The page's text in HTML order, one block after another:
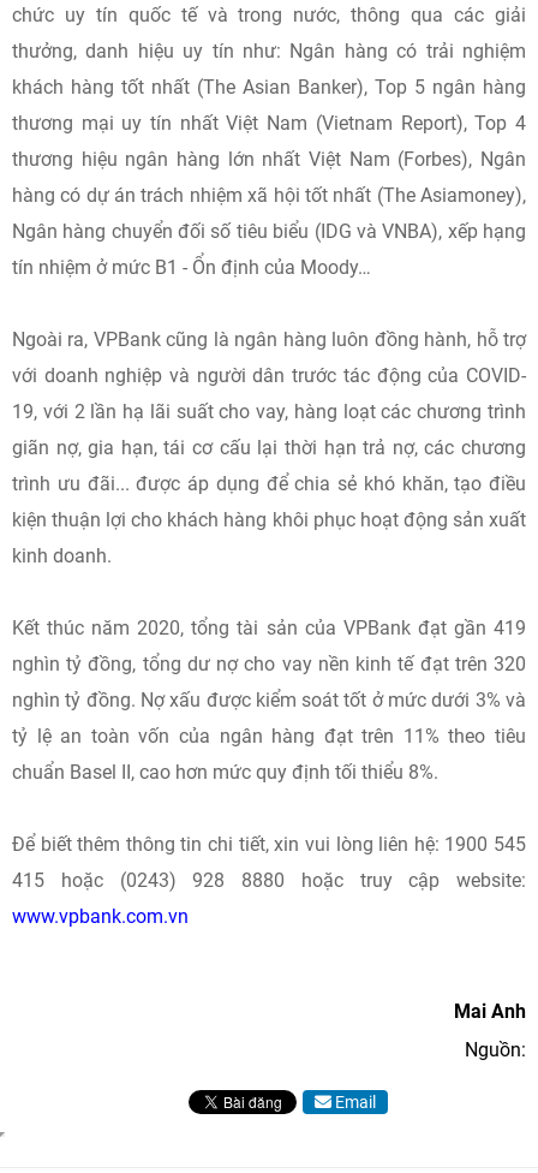
chức uy tín quốc tế và trong nước, thông qua các giải
thưởng, danh hiệu uy tín như: Ngân hàng có trải nghiệm
khách hàng tốt nhất (The Asian Banker), Top 5 ngân hàng
thương mại uy tín nhất Việt Nam (Vietnam Report), Top 4
thương hiệu ngân hàng lớn nhất Việt Nam (Forbes), Ngân
hàng có dự án trách nhiệm xã hội tốt nhất (The Asiamoney),
Ngân hàng chuyển đối số tiêu biểu (IDG và VNBA), xếp hạng
tín nhiệm ở mức B1 - Ổn định của Moody…
Ngoài ra, VPBank cũng là ngân hàng luôn đồng hành, hỗ trợ
với doanh nghiệp và người dân trước tác động của COVID-
19, với 2 lần hạ lãi suất cho vay, hàng loạt các chương trình
giãn nợ, gia hạn, tái cơ cấu lại thời hạn trả nợ, các chương
trình ưu đãi... được áp dụng để chia sẻ khó khăn, tạo điều
kiện thuận lợi cho khách hàng khôi phục hoạt động sản xuất
kinh doanh.
Kết thúc năm 2020, tổng tài sản của VPBank đạt gần 419
nghìn tỷ đồng, tổng dư nợ cho vay nền kinh tế đạt trên 320
nghìn tỷ đồng. Nợ xấu được kiểm soát tốt ở mức dưới 3% và
tỷ lệ an toàn vốn của ngân hàng đạt trên 11% theo tiêu
chuẩn Basel II, cao hơn mức quy định tối thiểu 8%.
Để biết thêm thông tin chi tiết, xin vui lòng liên hệ: 1900 545
415 hoặc (0243) 928 8880 hoặc truy cập website:
www.vpbank.com.vn
Mai Anh
Nguồn:
Email